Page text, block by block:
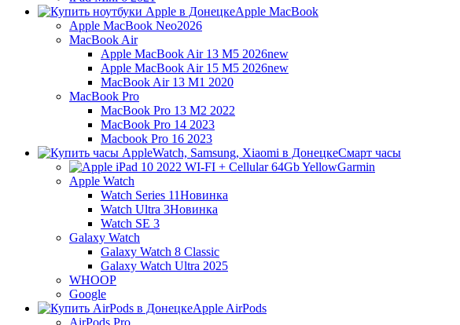
Apple MacBook
Apple MacBook Neo2026
MacBook Air
Apple MacBook Air 13 M5 2026new
Apple MacBook Air 15 M5 2026new
MacBook Air 13 M1 2020
MacBook Pro
MacBook Pro 13 M2 2022
MacBook Pro 14 2023
Macbook Pro 16 2023
Смарт часы
Garmin
Apple Watch
Watch Series 11Новинка
Watch Ultra 3Новинка
Watch SE 3
Galaxy Watch
Galaxy Watch 8 Classic
Galaxy Watch Ultra 2025
WHOOP
Google
Apple AirPods
AirPods Pro